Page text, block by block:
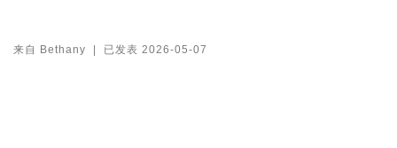
来自 Bethany | 已发表 2026-05-07